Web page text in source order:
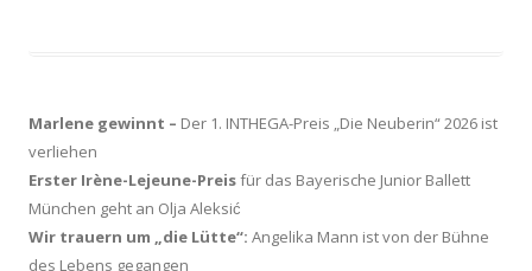
Marlene gewinnt – Der 1. INTHEGA-Preis „Die Neuberin“ 2026 ist
verliehen
Erster Irène-Lejeune-Preisfür das Bayerische Junior Ballett
München geht an Olja Aleksić
Wir trauern um „die Lütte“: Angelika Mann ist von der Bühne
des Lebens gegangen